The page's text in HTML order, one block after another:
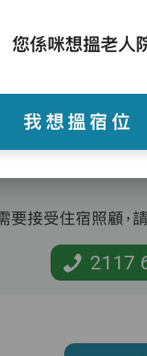
助
接受住宿照顧，
2117
您係咪想搵老人
我想搵宿位